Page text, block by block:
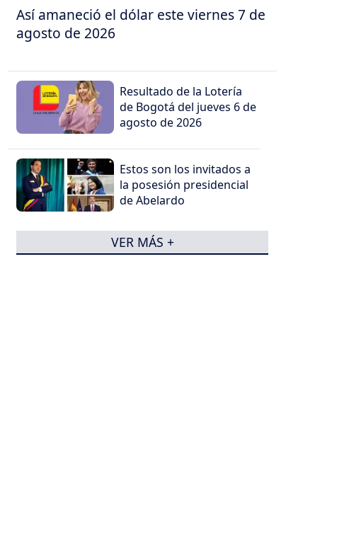
Así amaneció el dólar este viernes 7 de
agosto de 2026
Resultado de la Lotería
de Bogotá del jueves 6 de
agosto de 2026
Estos son los invitados a
la posesión presidencial
de Abelardo
VER MÁS +